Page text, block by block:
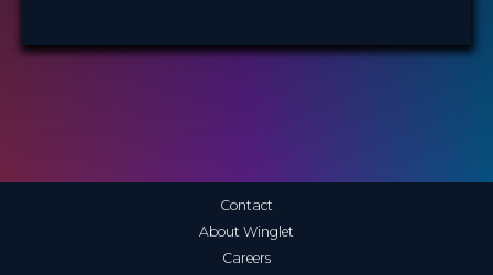
Contact
About Winglet
Careers